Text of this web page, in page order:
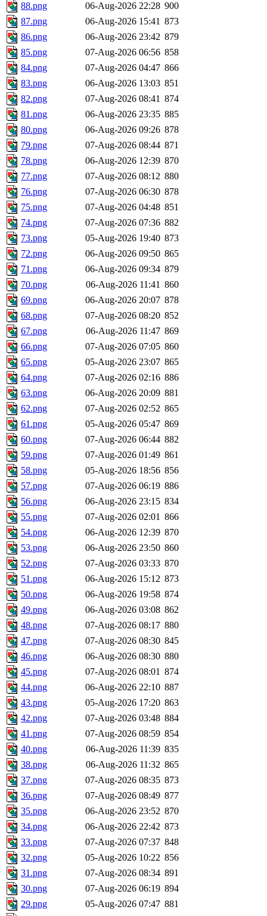
88.png
06-Aug-2026 22:28 900
87.png
06-Aug-2026 15:41 873
86.png
06-Aug-2026 23:42 879
85.png
07-Aug-2026 06:56 858
84.png
07-Aug-2026 04:47 866
83.png
06-Aug-2026 13:03 851
82.png
07-Aug-2026 08:41 874
81.png
06-Aug-2026 23:35 885
80.png
06-Aug-2026 09:26 878
79.png
07-Aug-2026 08:44 871
78.png
06-Aug-2026 12:39 870
77.png
07-Aug-2026 08:12 880
76.png
07-Aug-2026 06:30 878
75.png
07-Aug-2026 04:48 851
74.png
07-Aug-2026 07:36 882
73.png
05-Aug-2026 19:40 873
72.png
06-Aug-2026 09:50 865
71.png
06-Aug-2026 09:34 879
70.png
06-Aug-2026 11:41 860
69.png
06-Aug-2026 20:07 878
68.png
07-Aug-2026 08:20 852
67.png
06-Aug-2026 11:47 869
66.png
07-Aug-2026 07:05 860
65.png
05-Aug-2026 23:07 865
64.png
07-Aug-2026 02:16 886
63.png
06-Aug-2026 20:09 881
62.png
07-Aug-2026 02:52 865
61.png
05-Aug-2026 05:47 869
60.png
07-Aug-2026 06:44 882
59.png
07-Aug-2026 01:49 861
58.png
05-Aug-2026 18:56 856
57.png
07-Aug-2026 06:19 886
56.png
06-Aug-2026 23:15 834
55.png
07-Aug-2026 02:01 866
54.png
06-Aug-2026 12:39 870
53.png
06-Aug-2026 23:50 860
52.png
07-Aug-2026 03:33 870
51.png
06-Aug-2026 15:12 873
50.png
06-Aug-2026 19:58 874
49.png
06-Aug-2026 03:08 862
48.png
07-Aug-2026 08:17 880
47.png
07-Aug-2026 08:30 845
46.png
06-Aug-2026 08:30 880
45.png
07-Aug-2026 08:01 874
44.png
06-Aug-2026 22:10 887
43.png
05-Aug-2026 17:20 863
42.png
07-Aug-2026 03:48 884
41.png
07-Aug-2026 08:59 854
40.png
06-Aug-2026 11:39 835
38.png
06-Aug-2026 11:32 865
37.png
07-Aug-2026 08:35 873
36.png
07-Aug-2026 08:49 877
35.png
06-Aug-2026 23:52 870
34.png
06-Aug-2026 22:42 873
33.png
07-Aug-2026 07:37 848
32.png
05-Aug-2026 10:22 856
31.png
07-Aug-2026 08:34 891
30.png
07-Aug-2026 06:19 894
29.png
05-Aug-2026 07:47 881